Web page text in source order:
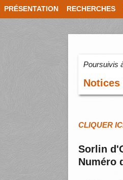
PRÉSENTATION RECHERCHES
Poursuivis
CLIQUER
Sorlin
Numéro